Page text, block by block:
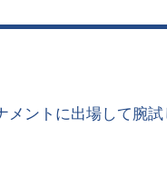
メントに出場して腕試